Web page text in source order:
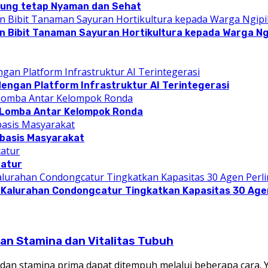
tetap Nyaman dan Sehat
Bibit Tanaman Sayuran Hortikultura kepada Warga
Platform Infrastruktur AI Terintegerasi
Antar Kelompok Ronda
Masyarakat
Condongcatur Tingkatkan Kapasitas 30
Stamina dan Vitalitas Tubuh
stamina prima dapat ditempuh melalui beberapa cara.